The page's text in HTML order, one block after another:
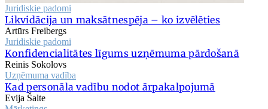
Juridiskie padomi
Likvidācija un maksātnespēja – ko izvēlēties
Artūrs Freibergs
Juridiskie padomi
Konfidencialitātes līgums uzņēmuma pārdošanā
Reinis Sokolovs
Uzņēmuma vadība
Kad personāla vadību nodot ārpakalpojumā
Evija Šalte